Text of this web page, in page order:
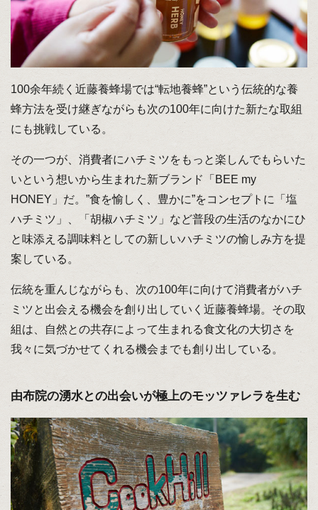
100余年続く近藤養蜂場では“転地養蜂”という伝統的な養
蜂方法を受け継ぎながらも次の100年に向けた新たな取組
にも挑戦している。
その一つが、消費者にハチミツをもっと楽しんでもらいた
いという想いから生まれた新ブランド「BEE my
HONEY」だ。”食を愉しく、豊かに”をコンセプトに「塩
ハチミツ」、「胡椒ハチミツ」など普段の生活のなかにひ
と味添える調味料としての新しいハチミツの愉しみ方を提
案している。
伝統を重んじながらも、次の100年に向けて消費者がハチ
ミツと出会える機会を創り出していく近藤養蜂場。その取
組は、自然との共存によって生まれる食文化の大切さを
我々に気づかせてくれる機会までも創り出している。
由布院の湧水との出会いが極上のモッツァレラを生む